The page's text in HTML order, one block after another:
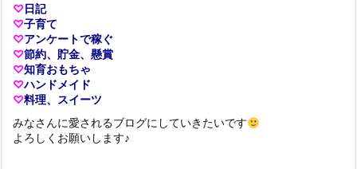
♡日記
♡子育て
♡アンケートで稼ぐ
♡節約、貯金、懸賞
♡知育おもちゃ
♡ハンドメイド
♡料理、スイーツ
みなさんに愛されるブログにしていきたいです
よろしくお願いします♪